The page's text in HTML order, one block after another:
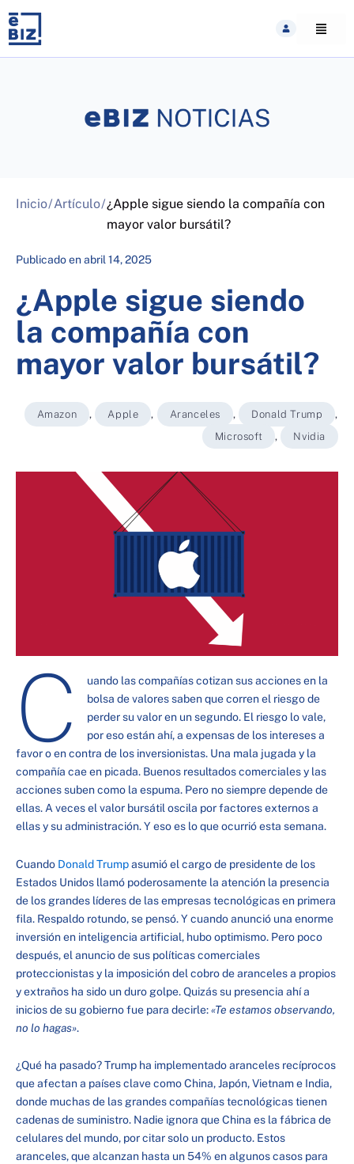
content
Inicio/Artículo/¿Apple sigue siendo la compañía con
mayor valor bursátil?
Publicado enabril 14, 2025
¿Apple sigue siendo
la compañía con
mayor valor bursátil?
Amazon , Apple , Aranceles , Donald Trump
,
Microsoft
, Nvidia
C
uando las compañías cotizan sus acciones en la
bolsa de valores saben que corren el riesgo de
perder su valor en un segundo. El riesgo lo vale,
por eso están ahí, a expensas de los intereses a
favor o en contra de los inversionistas. Una mala jugada y la
compañía cae en picada. Buenos resultados comerciales y las
acciones suben como la espuma. Pero no siempre depende de
ellas. A veces el valor bursátil oscila por factores externos a
ellas y su administración. Y eso es lo que ocurrió esta semana.
Cuando Donald Trumpasumió el cargo de presidente de los
Estados Unidos llamó poderosamente la atención la presencia
de los grandes líderes de las empresas tecnológicas en primera
fila. Respaldo rotundo, se pensó. Y cuando anunció una enorme
inversión en inteligencia artificial, hubo optimismo. Pero poco
después, el anuncio de sus políticas comerciales
proteccionistas y la imposición del cobro de aranceles a propios
y extraños ha sido un duro golpe. Quizás su presencia ahí a
inicios de su gobierno fue para decirle:«Te estamos observando,
no lo hagas».
¿Qué ha pasado? Trump ha implementado aranceles recíprocos
que afectan a países clave como China, Japón, Vietnam e India,
donde muchas de las grandes compañías tecnológicas tienen
cadenas de suministro. Nadie ignora que China es la fábrica de
celulares del mundo, por citar solo un producto. Estos
aranceles, que alcanzan hasta un 54% en algunos casos para